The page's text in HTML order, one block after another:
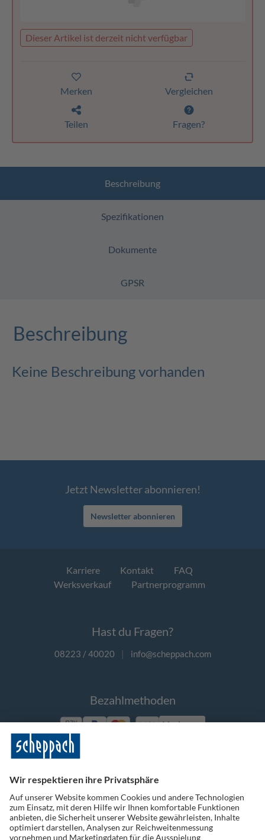
Dieser Artikel ist derzeit nicht verfügbar
Merken Vergleichen
Teilen Fragen?
Beschreibung
Spezifikationen
Dokumente
GPSR
Beschreibung
Keine Beschreibung vorhanden
Jetzt Newsletter abonnieren!
Newsletter abonnieren
Karriere Kontakt
FAQ
Werksverkauf
Partnerprogramm
Hast du Fragen?
08223 / 40020 | info@scheppach.com
Bezahlmethoden
Vorkasse
Folge uns auf Social Media